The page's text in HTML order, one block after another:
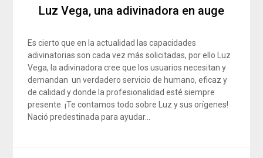
Luz Vega, una adivinadora en auge
Es cierto que en la actualidad las capacidades
adivinatorias son cada vez más solicitadas, por ello Luz
Vega, la adivinadora cree que los usuarios necesitan y
demandan un verdadero servicio de humano, eficaz y
de calidad y donde la profesionalidad esté siempre
presente. ¡Te contamos todo sobre Luz y sus orígenes!
Nació predestinada para ayudar…